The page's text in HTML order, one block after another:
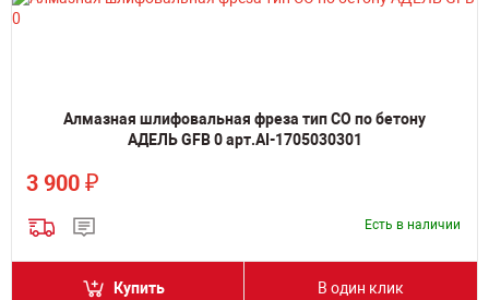
Алмазная шлифовальная фреза тип СО по бетону
АДЕЛЬ GFB 0 арт.AI-1705030301
3 900 ₽
Есть в наличии
Купить В один клик